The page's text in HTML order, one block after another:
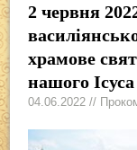
2 червня
храмове
нашого
04.06.2022 //